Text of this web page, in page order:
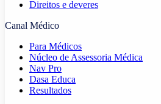
Direitos e deveres
Canal Médico
Para Médicos
Núcleo de Assessoria Médica
Nav Pro
Dasa Educa
Resultados